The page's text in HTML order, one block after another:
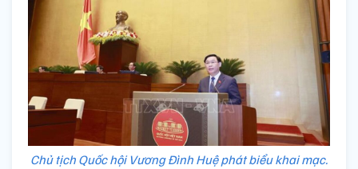
Chủ tịch Quốc hội Vương Đình Huệ phát biểu khai mạc.